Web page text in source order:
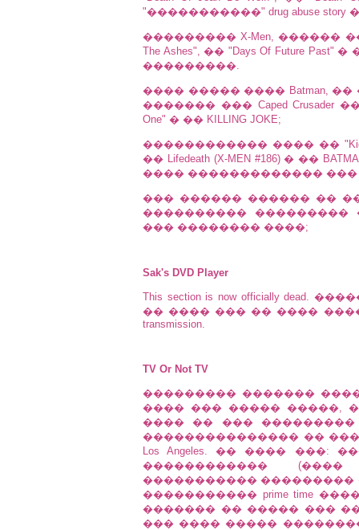
"�����������" drug abuse story
��������� X-Men, ������
The Ashes", �� "Days Of Future
���������.
���� ����� ���� Batman,
������� ��� Caped Crusader
One" � �� KILLING JOKE;
������������ ���� �� "Kid Who
�� Lifedeath (X-MEN #186) � ��
���� ������������� ���
��� ������ ������ �� �����
����������
��� �������� ����;
Sak's DVD Player
This section is now officially
�� ���� ��� �� ����
transmission.
TV Or Not TV
��������� �������
���� ��� ����� �����,
���� �� ���
��������������� ��
Los Angeles. �� ����
������������
����������� ���������
����������� prime time
������� �� ����� ���
��� ���� �����